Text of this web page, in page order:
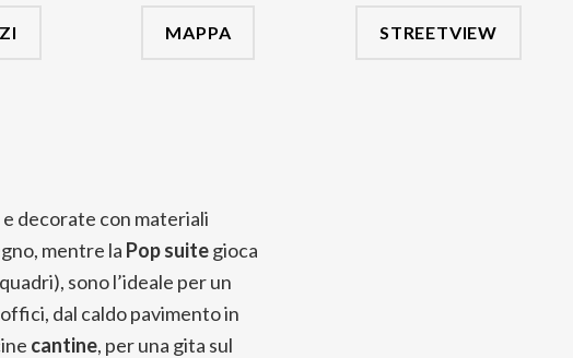
MAPPA STREETVIEW
decorate con materiali
mentre la Pop suitegioca
sono l’ideale per un
dal caldo pavimento in
cantine, per una gita sul